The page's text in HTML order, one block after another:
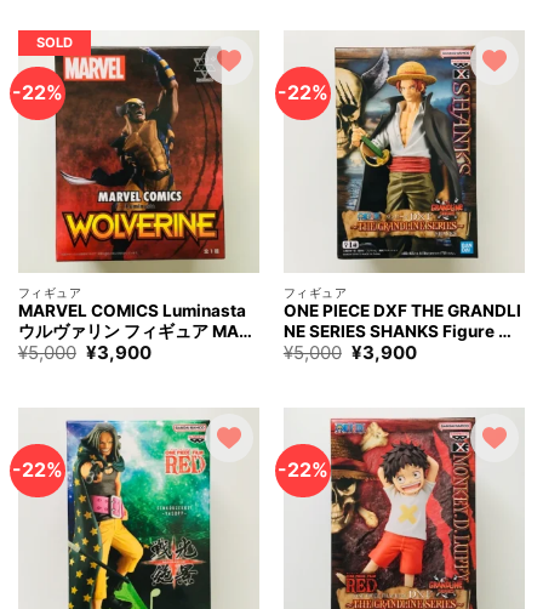
は
¥5,000
で
す。
は
¥3,900
で
す。
は
¥5,000
で
す。
格
は
¥3,900
で
す。
-22%
SOLD
フィギュア
MARVEL COMICS Luminasta
ウルヴァリン フィギュア MAR
VEL WOLVERINE Figure
¥5,000 元
の
は
¥5,000
で
す。
¥3,900現
格
は
¥3,900
で
す。
-22%
フィギュア
ONE PIECE DXF THE GRANDLI
NE SERIES SHANKS Figure ワ
ンピース シャンクス フィギュ
¥5,000 元
の
は
¥5,000
で
す。
¥3,900現
格
は
¥3,900
で
す。
-22% -22%